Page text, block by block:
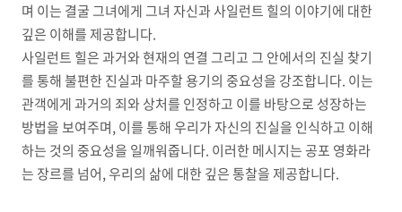
며 이는 결굴 그녀에게 그녀 자신과 사일런트 힐의 이야기에 대한
깊은 이해를 제공합니다.
사일런트 힐은 과거와 현재의 연결 그리고 그 안에서의 진실 찾기
를 통해 불편한 진실과 마주할 용기의 중요성을 강조합니다. 이는
관객에게 과거의 죄와 상처를 인정하고 이를 바탕으로 성장하는
방법을 보여주며, 이를 통해 우리가 자신의 진실을 인식하고 이해
하는 것의 중요성을 일깨워줍니다. 이러한 메시지는 공포 영화라
는 장르를 넘어, 우리의 삶에 대한 깊은 통찰을 제공합니다.